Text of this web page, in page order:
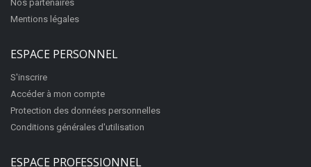
Nos partenaires
Mentions légales
ESPACE PERSONNEL
S'inscrire
Accéder à mon compte
Protection des données personnelles
Conditions générales d'utilisation
ESPACE PROFESSIONNEL